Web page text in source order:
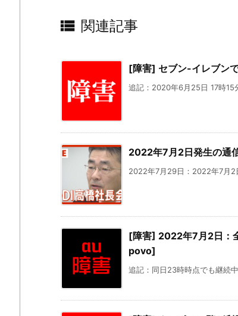
 関連記事
[障害] セブン-イレブン
追記：2020年6月25日 17時15
2022年7月2日発生の通
2022年7月29日：2022年7月2
[障害] 2022年7月2日：
povo]
追記：同日23時時点でも継続